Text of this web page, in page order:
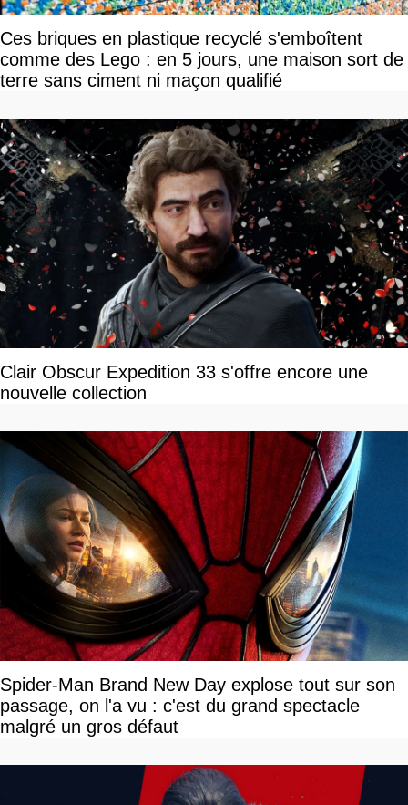
Ces briques en plastique recyclé s'emboîtent
comme des Lego : en 5 jours, une maison sort de
terre sans ciment ni maçon qualifié
Clair Obscur Expedition 33 s'offre encore une
nouvelle collection
Spider-Man Brand New Day explose tout sur son
passage, on l'a vu : c'est du grand spectacle
malgré un gros défaut